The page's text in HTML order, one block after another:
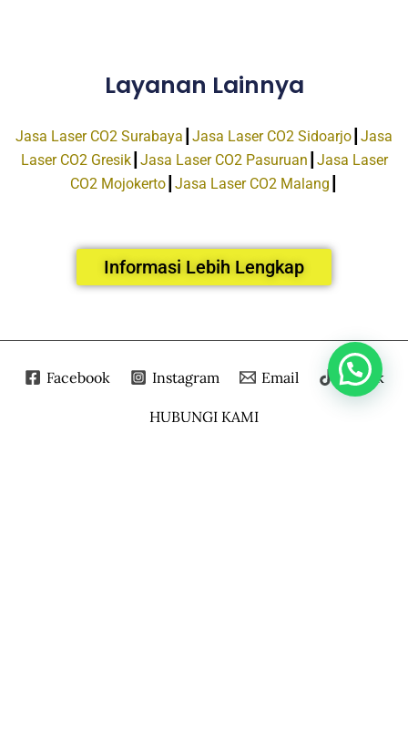
Layanan Lainnya
Jasa Laser CO2 Surabaya Jasa Laser CO2 Sidoarjo Jasa
Laser CO2 Gresik┃ Jasa Laser CO2 Pasuruan Jasa Laser
CO2 Mojokerto┃ Jasa Laser CO2 Malang
Informasi Lebih Lengkap
Facebook Instagram Email Tiktok
HUBUNGI KAMI